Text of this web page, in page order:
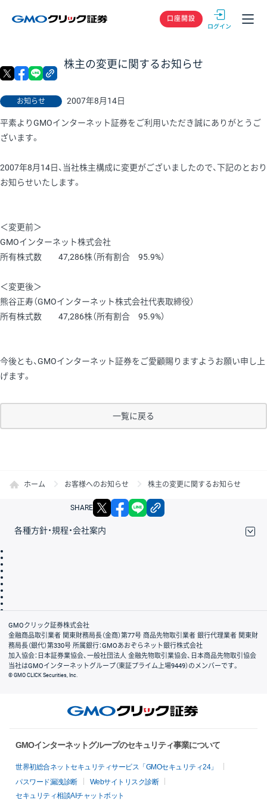
GMOクリック
口座開設
株主の変更に関するお知らせ
お知らせ 2007年8月14日
X facebook
平素よりGMOインターネット証券をご利用いただき誠にありがとうご
ざいます。
2007年8月14日、当社株主構成に変更がございましたので、下記のとおり
お知らせいたします。
＜変更前＞
GMOインターネット株式会社
所有株式数 47,286株（所有割合 95.9%）
＜変更後＞
熊谷正寿（GMOインターネット株式会社代表取締役）
所有株式数 47,286株（所有割合 95.9%）
今後とも、GMOインターネット証券をご愛顧賜りますようお願い申し上
げます。
一覧に戻る
ホーム お客様へのお知らせ 株主の変更に関するお知らせ
SHARE X facebook
各種方針・規程・会社案内
会社案内
GMOクリック証券株式会社
金融商品取引業者 関東財務局長（金商）第77号 商品先物取引業者 銀行代理業者 関東財
務局長（銀代）第330号 所属銀行：GMOあおぞらネット銀行株式会社
加入協会：日本証券業協会、一般社団法人 金融先物取引業協会、日本商品先物取引協会
当社はGMOインターネットグループ（東証プライム上場9449）のメンバーです。
© GMO CLICK Securities, Inc.
GMOインターネットグループのセキュリティ事業について
世界初総合ネットセキュリティサービス「GMOセキュリティ24」
パスワード漏洩診断
Webサイトリスク診断
セキュリティ相談AIチャットボット